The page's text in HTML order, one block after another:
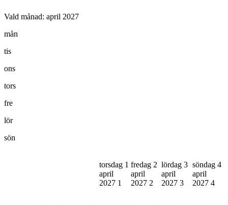
Vald månad: april 2027
mån
tis
ons
tors
fre
lör
sön
torsdag 1
april
2027 1
fredag 2
april
2027 2
lördag 3
april
2027 3
söndag 4
april
2027 4